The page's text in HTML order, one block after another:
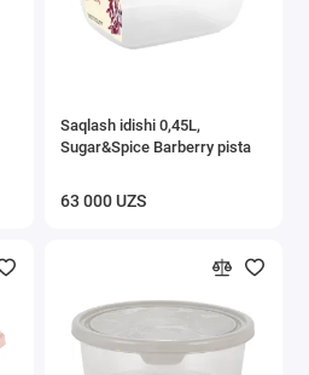
Saqlash idishi 0,45L,
Sugar&Spice Вarberry pista
63 000 UZS